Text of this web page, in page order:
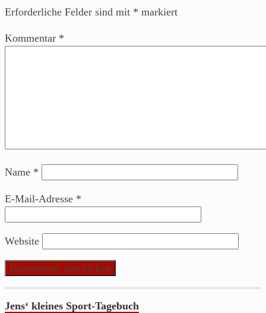
Erforderliche Felder sind mit * markiert
Kommentar *
Name *
E-Mail-Adresse *
Website
Jens‘ kleines Sport-Tagebuch